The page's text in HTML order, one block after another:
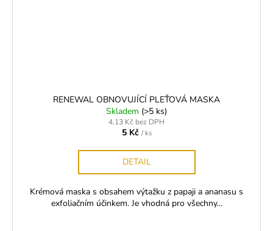
RENEWAL OBNOVUJÍCÍ PLEŤOVÁ MASKA
Skladem (>5 ks)
4,13 Kč bez DPH
5 Kč / ks
DETAIL
Krémová maska s obsahem výtažku z papaji a ananasu s
exfoliačním účinkem. Je vhodná pro všechny...